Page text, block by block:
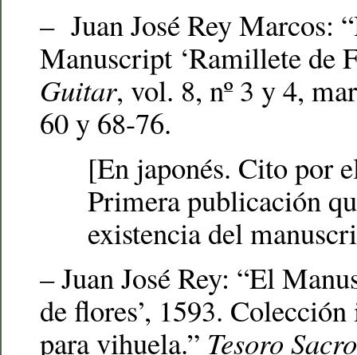
– Juan José Rey Marcos:
Manuscript ‘Ramillete de
Guitar, vol. 8, nº 3 y 4,
60 y 68-76.
[En japonés. Cito por
Primera publicación
existencia del
– Juan José Rey: “El
de flores’, 1593.
para vihuela.” Tesoro